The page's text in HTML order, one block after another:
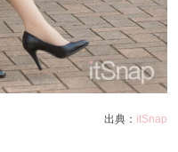
出典： itSnap